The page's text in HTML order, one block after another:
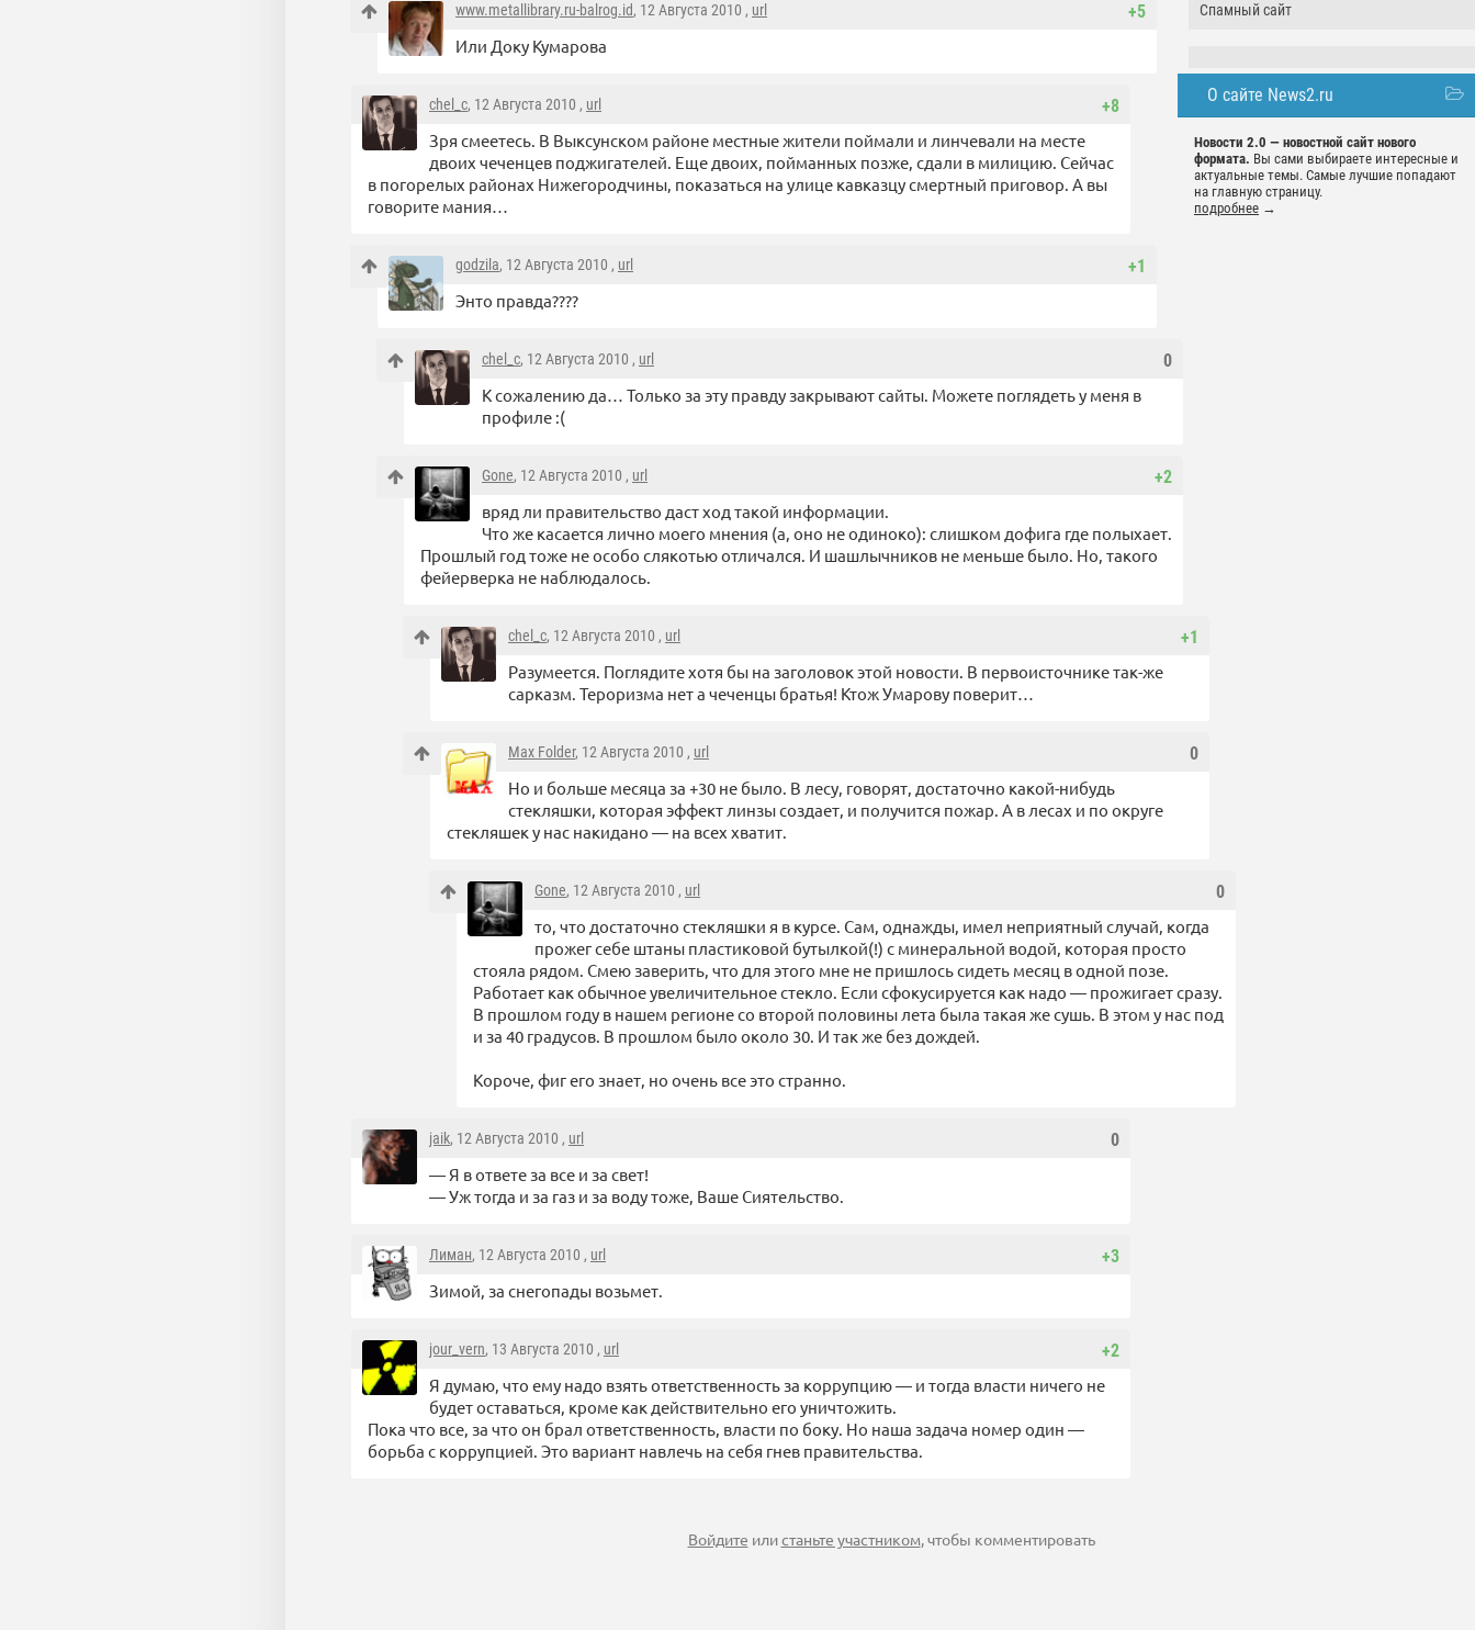
Спамный сайт
О сайте News2.ru
Новости 2.0 — новостной сайт нового
формата. Вы сами выбираете интересные и
актуальные темы. Самые лучшие попадают
на главную страницу.
подробнее →
+5
www.metallibrary.ru-balrog.id, 12 Августа 2010 , url
Или Доку Кумарова
+8
chel_c, 12 Августа 2010 , url
Зря смеетесь. В Выксунском районе местные жители поймали и линчевали на месте
двоих чеченцев поджигателей. Еще двоих, пойманных позже, сдали в милицию. Сейчас
в погорелых районах Нижегородчины, показаться на улице кавказцу смертный приговор. А вы
говорите мания…
+1
godzila, 12 Августа 2010 , url
Энто правда????
0
chel_c, 12 Августа 2010 , url
К сожалению да… Только за эту правду закрывают сайты. Можете поглядеть у меня в
профиле :(
+2
Gone, 12 Августа 2010 , url
вряд ли правительство даст ход такой информации.
Что же касается лично моего мнения (а, оно не одиноко): слишком дофига где полыхает.
Прошлый год тоже не особо слякотью отличался. И шашлычников не меньше было. Но, такого
фейерверка не наблюдалось.
+1
chel_c, 12 Августа 2010 , url
Разумеется. Поглядите хотя бы на заголовок этой новости. В первоисточнике так-же
сарказм. Тероризма нет а чеченцы братья! Ктож Умарову поверит…
0
Max Folder, 12 Августа 2010 , url
Но и больше месяца за +30 не было. В лесу, говорят, достаточно какой-нибудь
стекляшки, которая эффект линзы создает, и получится пожар. А в лесах и по округе
стекляшек у нас накидано — на всех хватит.
0
Gone, 12 Августа 2010 , url
то, что достаточно стекляшки я в курсе. Сам, однажды, имел неприятный случай, когда
прожег себе штаны пластиковой бутылкой(!) с минеральной водой, которая просто
стояла рядом. Смею заверить, что для этого мне не пришлось сидеть месяц в одной позе.
Работает как обычное увеличительное стекло. Если сфокусируется как надо — прожигает сразу.
В прошлом году в нашем регионе со второй половины лета была такая же сушь. В этом у нас под
и за 40 градусов. В прошлом было около 30. И так же без дождей.
Короче, фиг его знает, но очень все это странно.
0
jaik, 12 Августа 2010 , url
— Я в ответе за все и за свет!
— Уж тогда и за газ и за воду тоже, Ваше Сиятельство.
+3
Лиман, 12 Августа 2010 , url
Зимой, за снегопады возьмет.
+2
jour_vern, 13 Августа 2010 , url
Я думаю, что ему надо взять ответственность за коррупцию — и тогда власти ничего не
будет оставаться, кроме как действительно его уничтожить.
Пока что все, за что он брал ответственность, власти по боку. Но наша задача номер один —
борьба с коррупцией. Это вариант навлечь на себя гнев правительства.
Войдите илистаньте участником, чтобы комментировать